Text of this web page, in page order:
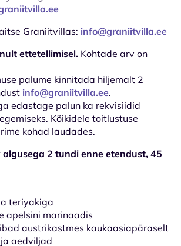
Graniitvillas: info@graniitvilla.ee
ettetellimisel. Kohtade arv on
palume kinnitada hiljemalt 2
info@graniitvilla.ee.
edastage palun ka rekvisiidid
Kõikidele toitlustuse
kohad laudades.
2 tundi enne etendust, 45
teriyakiga
apelsini marinaadis
austrikastmes kaukaasiapäraselt
aedviljad